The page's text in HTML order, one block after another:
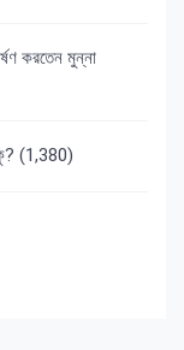
করতেন মুন্না
(1,380)